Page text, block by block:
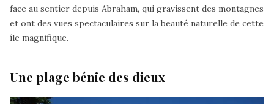
face au sentier depuis Abraham, qui gravissent des montagnes
et ont des vues spectaculaires sur la beauté naturelle de cette
île magnifique.
Une plage bénie des dieux